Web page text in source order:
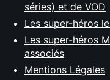
séries) et de VOD
Les super-héros
Les super-héros
associés
Mentions Légales